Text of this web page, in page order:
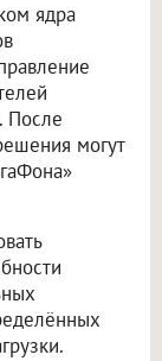
ядра
После
могут